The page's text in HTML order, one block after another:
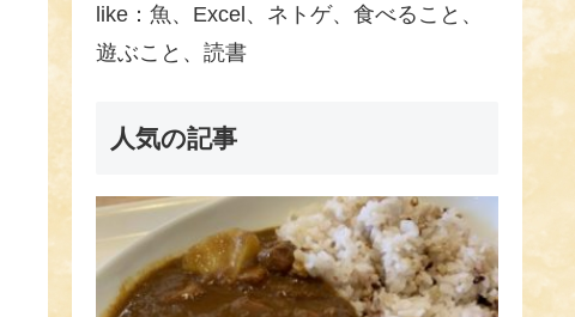
like：魚、Excel、ネトゲ、食べること、
遊ぶこと、読書
人気の記事